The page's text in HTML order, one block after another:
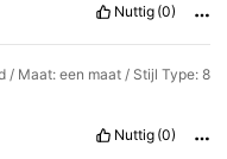
Nuttig (0)
/ Maat: een maat / Stijl Type: 8
Nuttig (0)